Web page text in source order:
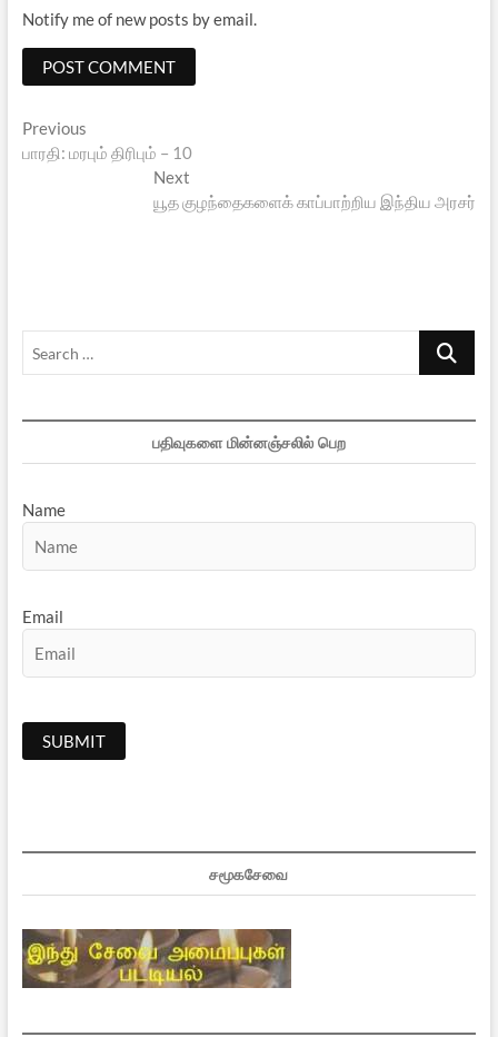
Notify me of new posts by email.
Post
navigation
PreviousPrevious
post:
பாரதி: மரபும் திரிபும் – 10
Next
post:
யூத குழந்தைகளைக் காப்பாற்றிய இந்திய அரசர்
Search
பதிவுகளை மின்னஞ்சலில் பெற
Name
Email
சமூகசேவை